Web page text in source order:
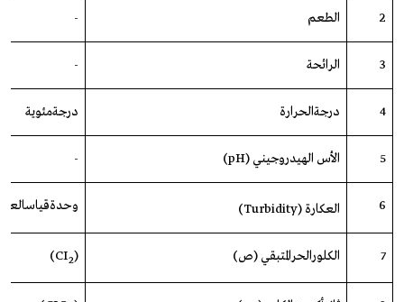
2 الطعم -
3 الرائحة -
4 درجةالحرارة درجةمئوية
5 الأس الهيدروجيني(
pH
)
-
6 العكارة (
Turbidity
) وحدةقياس
7 الكلورالحرالمتبقي (ص)
(CI
2
)